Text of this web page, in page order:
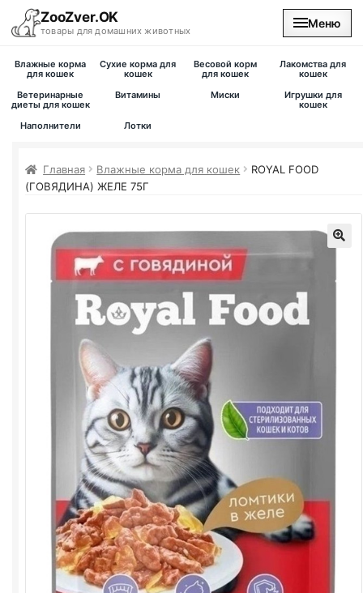
ZooZver.OK
товары для домашних животных
Меню
На главную
Влажные корма
для кошек
Сухие корма для
кошек
Весовой корм
для кошек
Лакомства для
кошек
Ветеринарные
диеты для кошек
Витамины Миски
Игрушки для
кошек
Наполнители
Лотки
Главная Влажные корма для кошек
ROYAL FOOD
(ГОВЯДИНА) ЖЕЛЕ 75Г